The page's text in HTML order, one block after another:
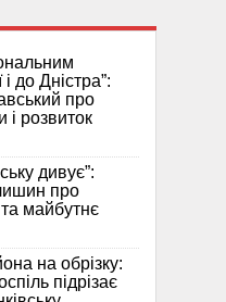
до Дністра”:
про
і розвиток
дивує”:
про
майбутнє
на обрізку:
підрізає